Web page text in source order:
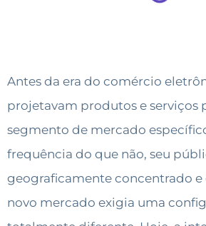
Antes da era do comércio
projetavam produtos e serviços
segmento de mercado
frequência do que não, seu
geograficamente concentrado e
novo mercado exigia uma